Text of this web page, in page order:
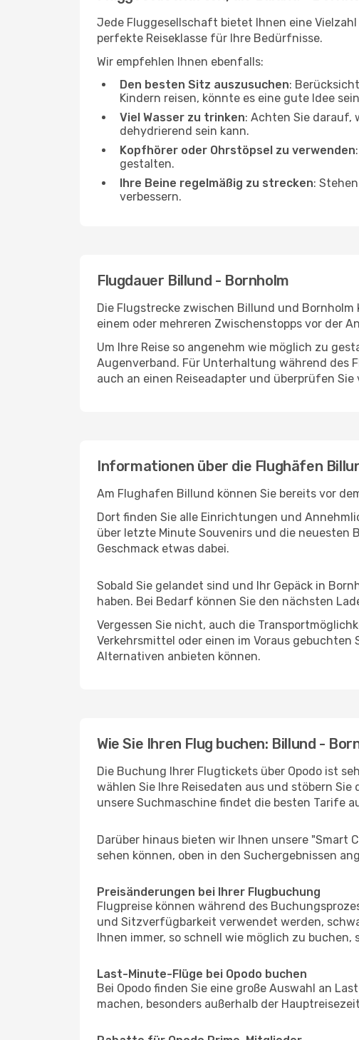
Jede Fluggesellschaft bietet Ihnen eine Vielzahl
perfekte Reiseklasse für Ihre Bedürfnisse.
Wir empfehlen Ihnen ebenfalls:
Den besten Sitz auszusuchen:
Kindern reisen, könnte es eine gute Idee
Viel Wasser zu trinken: Achten Sie darauf,
dehydrierend sein kann.
Kopfhörer oder Ohrstöpsel zu verwenden
gestalten.
Ihre Beine regelmäßig zu strecken:
verbessern.
Flugdauer Billund - Bornholm
Die Flugstrecke zwischen Billund und
einem oder mehreren Zwischenstopps vor der
Um Ihre Reise so angenehm wie möglich zu
Augenverband. Für Unterhaltung während des
auch an einen Reiseadapter und überprüfen
Informationen über die Flughäfen
Am Flughafen Billund können Sie bereits vor
Dort finden Sie alle Einrichtungen und
über letzte Minute Souvenirs und die neuesten
Geschmack etwas dabei.
Sobald Sie gelandet sind und Ihr Gepäck in
haben. Bei Bedarf können Sie den nächsten
Vergessen Sie nicht, auch die
Verkehrsmittel oder einen im Voraus
Alternativen anbieten können.
Wie Sie Ihren Flug buchen: Billund -
Die Buchung Ihrer Flugtickets über Opodo ist
wählen Sie Ihre Reisedaten aus und stöbern
unsere Suchmaschine findet die besten Tarife
Darüber hinaus bieten wir Ihnen unsere
sehen können, oben in den Suchergebnissen
Preisänderungen bei Ihrer Flugbuchung
Flugpreise können während des
und Sitzverfügbarkeit verwendet werden,
Ihnen immer, so schnell wie möglich zu
Last-Minute-Flüge bei Opodo buchen
Bei Opodo finden Sie eine große Auswahl an
machen, besonders außerhalb der